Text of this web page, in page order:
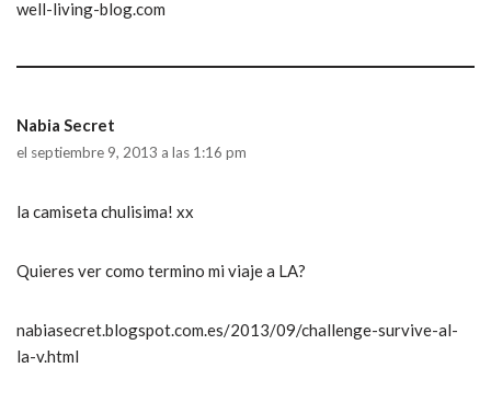
well-living-blog.com
Nabia Secret
el septiembre 9, 2013 a las 1:16 pm
la camiseta chulisima! xx
Quieres ver como termino mi viaje a LA?
nabiasecret.blogspot.com.es/2013/09/challenge-survive-al-
la-v.html